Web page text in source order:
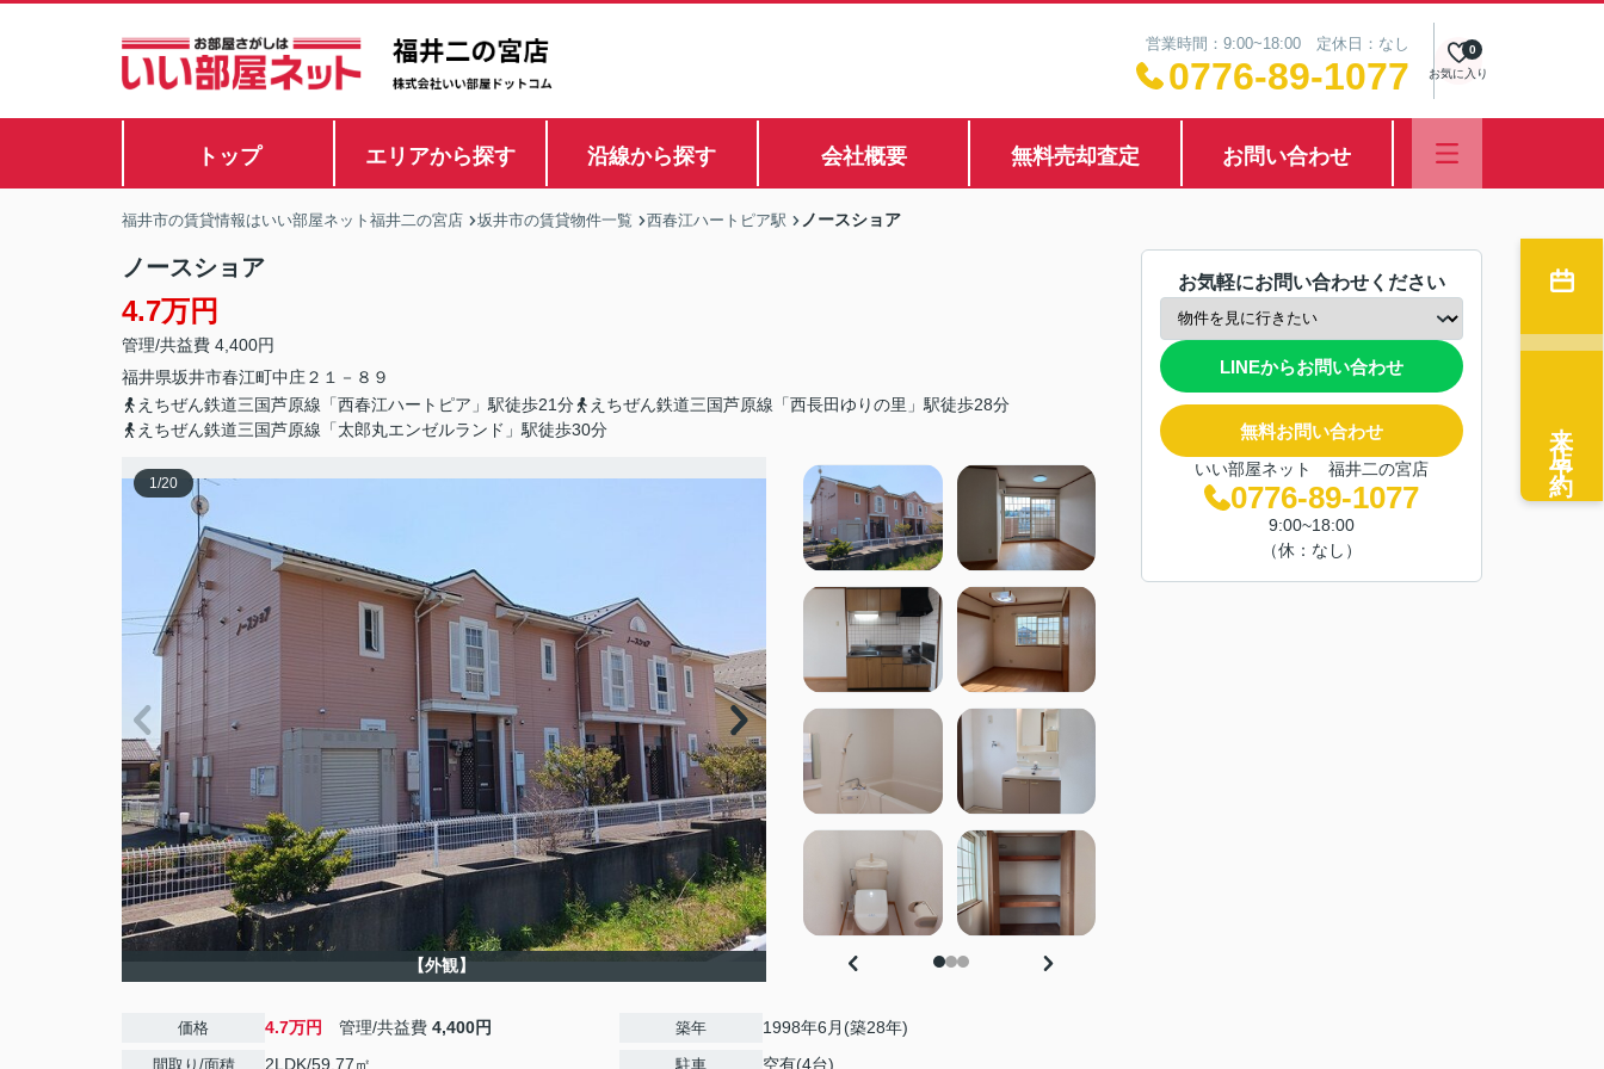
営業時間：9:00~18:00 定休日：なし
0776-89-1077 お気に入り
0
トップ エリアから探す 沿線から探す 会社概要 無料売却査定 お問い合わせ
福井市の賃貸情報はいい部屋ネット福井二の宮店 坂井市の賃貸物件一覧 西春江ハートピア駅 ノースショア
ノースショア
4.7万円
管理/共益費 4,400円
福井県坂井市春江町中庄２１－８９
えちぜん鉄道三国芦原線「西春江ハートピア」駅徒歩21分
えちぜん鉄道三国芦原線「西長田ゆりの里」駅徒歩28分
えちぜん鉄道三国芦原線「太郎丸エンゼルランド」駅徒歩30分
1/20
【外観】
価格 4.7万円 管理/共益費 4,400円
間取り/面積 2LDK/59.77㎡
築年 1998年6月(築28年)
駐車 空有(4台)
お気軽にお問い合わせください
LINEからお問い合わせ
無料お問い合わせ
いい部屋ネット 福井二の宮店
0776-89-1077
9:00~18:00
（休：なし）
来店予約